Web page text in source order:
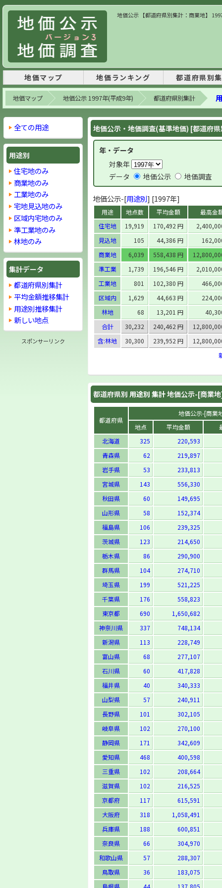
地価公示 【都道府県別集計：商業地】
地価マップ 地価ランキング 都道府県別
地価マップ 地価公示 1997年(平成9年) 都道府県別集計
地価公示・地価調査(基準地価) [都道府
年・データ
対象年
データ
地価公示 地価調査
地価公示-[用途別] [1997年]
用途 地点数 平均金額
最高金
住宅地
19,919 170,492 円
見込地
105 44,386 円
商業地
6,039 558,438 円
準工業
1,739 196,546 円
工業地
801 102,380 円
区域内
1,629 44,663 円
林地
68 13,201 円
合計
30,232 240,462 円
含:林地
30,300 239,952 円
都道府県別 用途別 集計地価公示-[商業
都道府県
地価公示-[商業
地点
平均金額
北海道
325
220,593
青森県
62
219,897
岩手県
53
233,813
宮城県
143
556,330
秋田県
60
149,695
山形県
58
152,374
福島県
106
239,325
茨城県
123
214,650
栃木県
86
290,900
群馬県
104
274,710
埼玉県
199
521,225
千葉県
176
558,823
東京都
690
1,650,682
神奈川県
337
748,134
新潟県
113
228,749
富山県
68
277,107
石川県
60
417,828
福井県
40
340,333
山梨県
57
240,911
長野県
101
302,105
岐阜県
102
270,100
静岡県
171
342,609
愛知県
468
400,598
三重県
102
208,664
滋賀県
102
216,525
京都府
117
615,591
大阪府
318
1,058,491
兵庫県
188
600,851
奈良県
66
304,970
和歌山県
57
288,307
鳥取県
36
183,075
島根県
44 137,805
全ての用途
用途別
住宅地のみ
商業地のみ
工業地のみ
宅地見込地のみ
区域内宅地のみ
準工業地のみ
林地のみ
集計データ
都道府県別集計
平均金額推移集計
用途別推移集計
新しい地点
スポンサーリンク